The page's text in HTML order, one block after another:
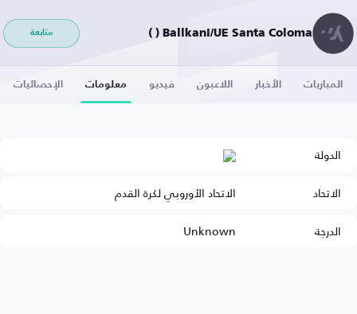
Ballkani/UE Santa Coloma ( ) متابعة
المباريات الأخبار اللاعبون فيديو معلومات الإحصائيات
الدولة
الاتحاد
الاتحاد الأوروبي لكرة القدم
الدرجة
Unknown